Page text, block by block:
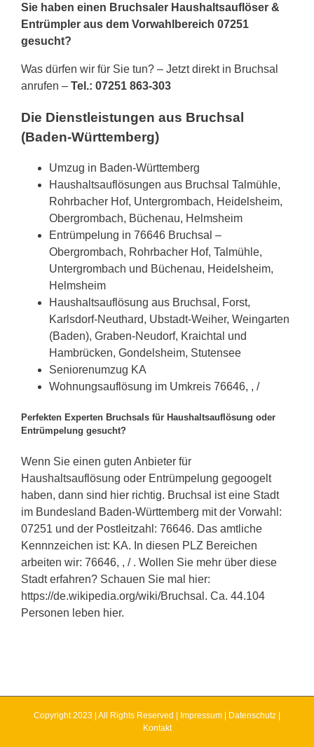
Sie haben einen Bruchsaler Haushaltsauflöser &
Entrümpler aus dem Vorwahlbereich 07251
gesucht?
Was dürfen wir für Sie tun? – Jetzt direkt in Bruchsal
anrufen – Tel.: 07251 863-303
Die Dienstleistungen aus Bruchsal
(Baden-Württemberg)
Umzug in Baden-Württemberg
Haushaltsauflösungen aus Bruchsal Talmühle,
Rohrbacher Hof, Untergrombach, Heidelsheim,
Obergrombach, Büchenau, Helmsheim
Entrümpelung in 76646 Bruchsal –
Obergrombach, Rohrbacher Hof, Talmühle,
Untergrombach und Büchenau, Heidelsheim,
Helmsheim
Haushaltsauflösung aus Bruchsal, Forst,
Karlsdorf-Neuthard, Ubstadt-Weiher, Weingarten
(Baden), Graben-Neudorf, Kraichtal und
Hambrücken, Gondelsheim, Stutensee
Seniorenumzug KA
Wohnungsauflösung im Umkreis 76646, , /
Perfekten Experten Bruchsals für Haushaltsauflösung oder
Entrümpelung gesucht?
Wenn Sie einen guten Anbieter für
Haushaltsauflösung oder Entrümpelung gegoogelt
haben, dann sind hier richtig. Bruchsal ist eine Stadt
im Bundesland Baden-Württemberg mit der Vorwahl:
07251 und der Postleitzahl: 76646. Das amtliche
Kennnzeichen ist: KA. In diesen PLZ Bereichen
arbeiten wir: 76646, , / . Wollen Sie mehr über diese
Stadt erfahren? Schauen Sie mal hier:
https://de.wikipedia.org/wiki/Bruchsal. Ca. 44.104
Personen leben hier.
Copyright 2023 | All Rights Reserved | Impressum | Datenschutz |
Kontakt